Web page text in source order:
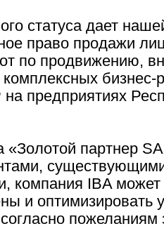
статуса дает
право продажи
по продвижению,
бизнес-
предприятиях
«Золотой партнер
компания IBA может
и оптимизировать
пожеланиям